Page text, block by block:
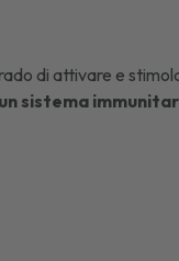
di attivare e
sistema